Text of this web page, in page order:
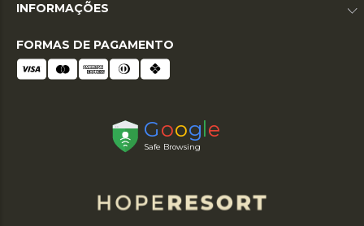
INFORMAÇÕES
FORMAS DE PAGAMENTO